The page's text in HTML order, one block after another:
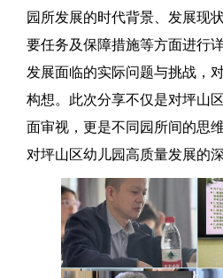
园所发展的时代背景、发展现
要任务及保障措施等方面进行
发展面临的实际问题与挑战，
构想。此次分享不仅是对坪山
面审视，更是不同园所间的思
对坪山区幼儿园高质量发展的